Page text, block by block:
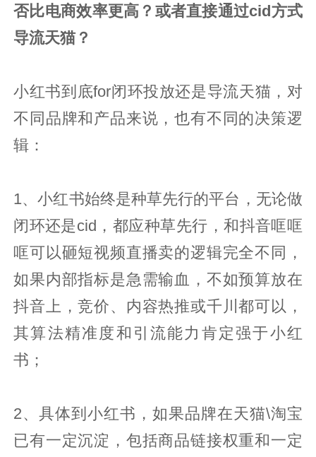
否比电商效率更高？或者直接通过cid方式
导流天猫？
小红书到底for闭环投放还是导流天猫，对
不同品牌和产品来说，也有不同的决策逻
辑：
1、小红书始终是种草先行的平台，无论做
闭环还是cid，都应种草先行，和抖音哐哐
哐可以砸短视频直播卖的逻辑完全不同，
如果内部指标是急需输血，不如预算放在
抖音上，竞价、内容热推或千川都可以，
其算法精准度和引流能力肯定强于小红
书；
2、具体到小红书，如果品牌在天猫\淘宝
已有一定沉淀，包括商品链接权重和一定